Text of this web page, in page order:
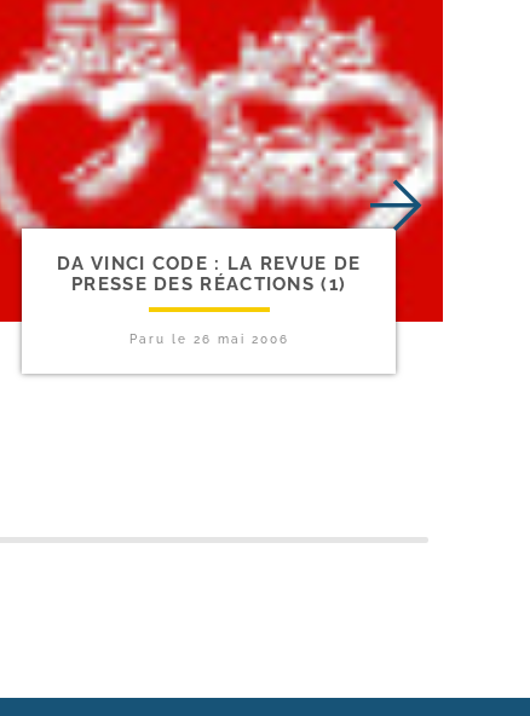
DA VINCI CODE : LA REVUE DE
PRESSE DES RÉACTIONS (1)
Paru le 26 mai 2006